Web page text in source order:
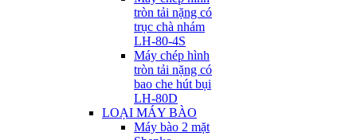
tròn tải nặng có
trục chà nhám
LH-80-4S
Máy chép hình
tròn tải nặng có
bao che hút bụi
LH-80D
LOẠI MÁY BÀO
Máy bào 2 mặt